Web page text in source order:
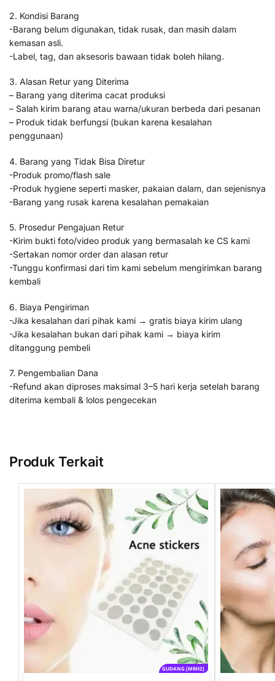
2. Kondisi Barang
-Barang belum digunakan, tidak rusak, dan masih dalam
kemasan asli.
-Label, tag, dan aksesoris bawaan tidak boleh hilang.
3. Alasan Retur yang Diterima
– Barang yang diterima cacat produksi
– Salah kirim barang atau warna/ukuran berbeda dari pesanan
– Produk tidak berfungsi (bukan karena kesalahan
penggunaan)
4. Barang yang Tidak Bisa Diretur
-Produk promo/flash sale
-Produk hygiene seperti masker, pakaian dalam, dan sejenisnya
-Barang yang rusak karena kesalahan pemakaian
5. Prosedur Pengajuan Retur
-Kirim bukti foto/video produk yang bermasalah ke CS kami
-Sertakan nomor order dan alasan retur
-Tunggu konfirmasi dari tim kami sebelum mengirimkan barang
kembali
6. Biaya Pengiriman
-Jika kesalahan dari pihak kami → gratis biaya kirim ulang
-Jika kesalahan bukan dari pihak kami → biaya kirim
ditanggung pembeli
7. Pengembalian Dana
-Refund akan diproses maksimal 3–5 hari kerja setelah barang
diterima kembali & lolos pengecekan
Produk Terkait
GUDANG [MRH2]